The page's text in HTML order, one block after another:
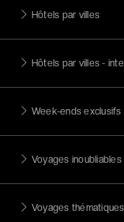
Hôtels par villes
Hôtels par villes -
Week-ends exclusifs
Voyages inoubliables
Voyages thématiques